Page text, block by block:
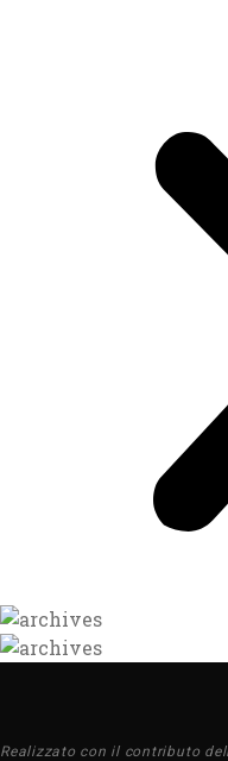
Realizzato con il contributo